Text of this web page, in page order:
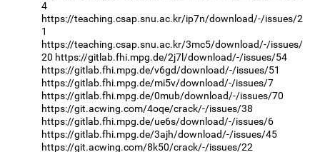
4
https://teaching.csap.snu.ac.kr/ip7n/download/-/issues/2
1
https://teaching.csap.snu.ac.kr/3mc5/download/-/issues/
20 https://gitlab.fhi.mpg.de/2j7l/download/-/issues/54
https://gitlab.fhi.mpg.de/v6gd/download/-/issues/51
https://gitlab.fhi.mpg.de/mi5v/download/-/issues/7
https://gitlab.fhi.mpg.de/0mub/download/-/issues/70
https://git.acwing.com/4oqe/crack/-/issues/38
https://gitlab.fhi.mpg.de/ue6s/download/-/issues/6
https://gitlab.fhi.mpg.de/3ajh/download/-/issues/45
https://git.acwing.com/8k50/crack/-/issues/22